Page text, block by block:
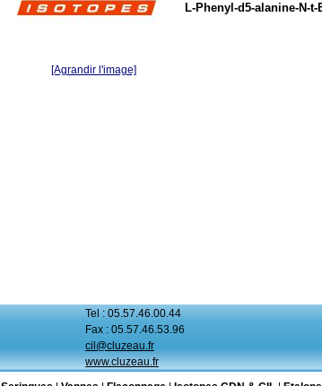
[Agrandir l'image]
L-Phenyl-d5-alanine-N-t-
Tel : 05.57.46.00.44
Fax : 05.57.46.53.96
cil@cluzeau.fr
www.cluzeau.fr